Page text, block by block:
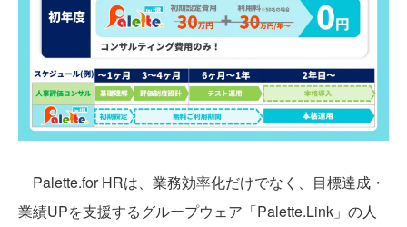
Palette.for HRは、業務効率化だけでなく、目標達成・
業績UPを支援するグループウェア「Palette.Link」の人